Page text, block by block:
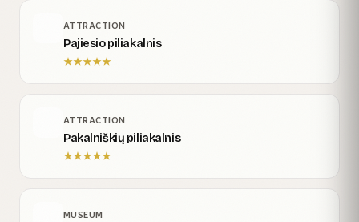
ATTRACTION
Pajiesio piliakalnis
★★★★★
ATTRACTION
Pakalniškių piliakalnis
★★★★★
MUSEUM